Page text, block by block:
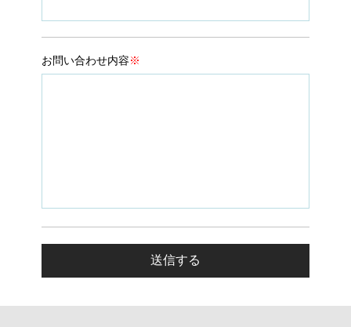
お問い合わせ内容 ※